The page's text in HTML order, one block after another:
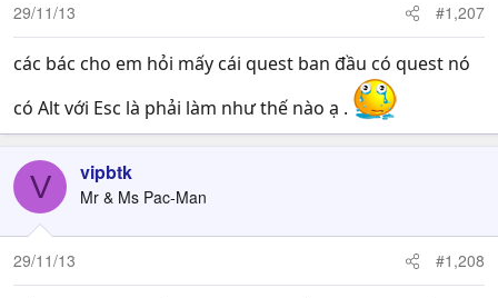
29/11/13 #1,207
các bác cho em hỏi mấy cái quest ban đầu có quest nó
có Alt với Esc là phải làm như thế nào ạ .
V vipbtk
Mr & Ms Pac-Man
29/11/13 #1,208